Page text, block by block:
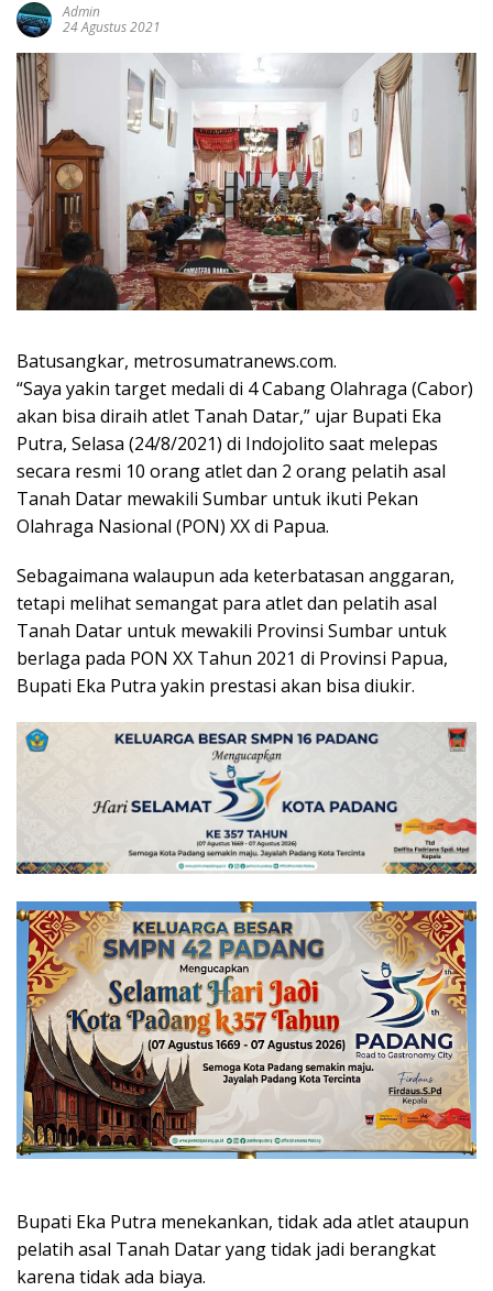
Admin
24 Agustus 2021
Batusangkar, metrosumatranews.com.
“Saya yakin target medali di 4 Cabang Olahraga (Cabor)
akan bisa diraih atlet Tanah Datar,” ujar Bupati Eka
Putra, Selasa (24/8/2021) di Indojolito saat melepas
secara resmi 10 orang atlet dan 2 orang pelatih asal
Tanah Datar mewakili Sumbar untuk ikuti Pekan
Olahraga Nasional (PON) XX di Papua.
Sebagaimana walaupun ada keterbatasan anggaran,
tetapi melihat semangat para atlet dan pelatih asal
Tanah Datar untuk mewakili Provinsi Sumbar untuk
berlaga pada PON XX Tahun 2021 di Provinsi Papua,
Bupati Eka Putra yakin prestasi akan bisa diukir.
Bupati Eka Putra menekankan, tidak ada atlet ataupun
pelatih asal Tanah Datar yang tidak jadi berangkat
karena tidak ada biaya.